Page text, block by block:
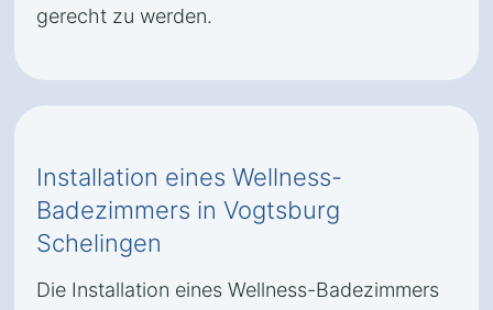
gerecht zu werden.
Installation eines Wellness-
Badezimmers in Vogtsburg
Schelingen
Die Installation eines Wellness-Badezimmers